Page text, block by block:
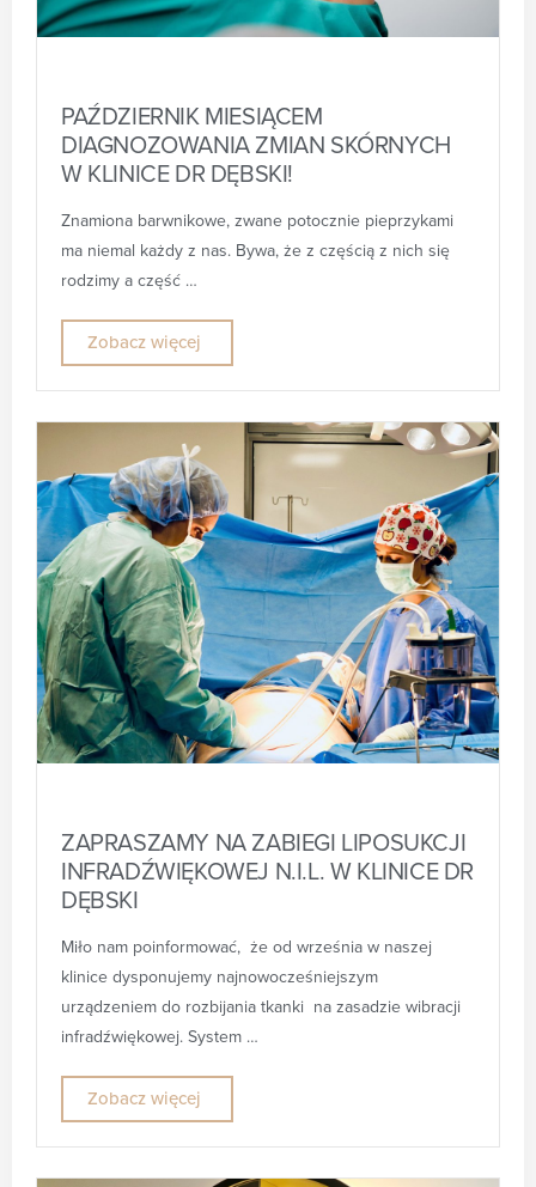
PAŹDZIERNIK MIESIĄCEM
DIAGNOZOWANIA ZMIAN SKÓRNYCH
W KLINICE DR DĘBSKI!
Znamiona barwnikowe, zwane potocznie pieprzykami
ma niemal każdy z nas. Bywa, że z częścią z nich się
rodzimy a część …
Zobacz więcej
ZAPRASZAMY NA ZABIEGI LIPOSUKCJI
INFRADŹWIĘKOWEJ N.I.L. W KLINICE DR
DĘBSKI
Miło nam poinformować, że od września w naszej
klinice dysponujemy najnowocześniejszym
urządzeniem do rozbijania tkanki na zasadzie wibracji
infradźwiękowej. System …
Zobacz więcej